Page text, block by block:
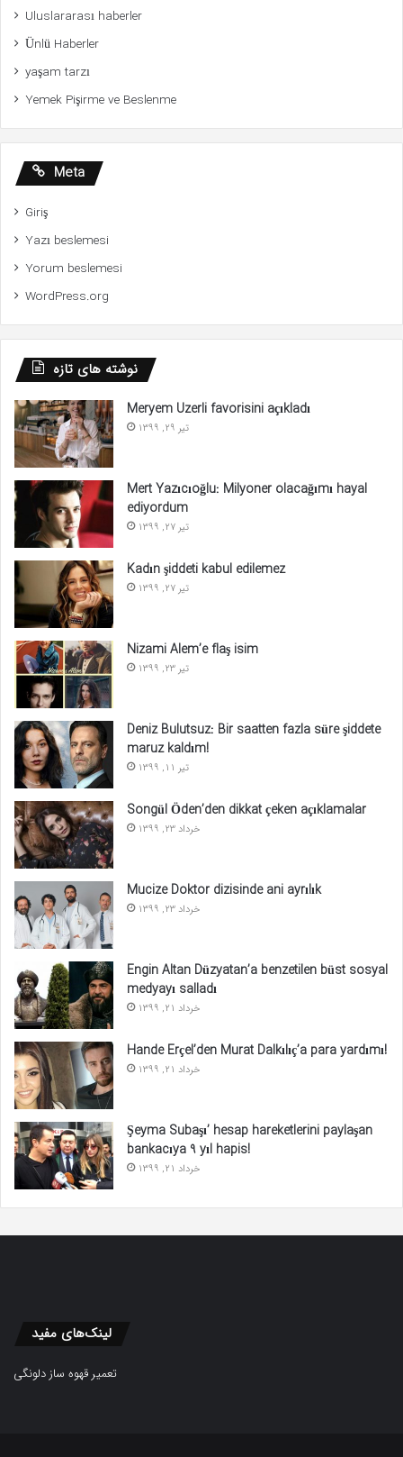
Uluslararası haberler
Ünlü Haberler
yaşam tarzı
Yemek Pişirme ve Beslenme
Meta
Giriş
Yazı beslemesi
Yorum beslemesi
WordPress.org
نوشته های تازه
Meryem Uzerli favorisini açıkladı
تیر 29, 1399
Mert Yazıcıoğlu: Milyoner olacağımı hayal
ediyordum
تیر 27, 1399
Kadın şiddeti kabul edilemez
تیر 27, 1399
Nizami Alem’e flaş isim
تیر 23, 1399
Deniz Bulutsuz: Bir saatten fazla süre şiddete
maruz kaldım!
تیر 11, 1399
Songül Öden’den dikkat çeken açıklamalar
خرداد 23, 1399
Mucize Doktor dizisinde ani ayrılık
خرداد 23, 1399
Engin Altan Düzyatan’a benzetilen büst sosyal
medyayı salladı
خرداد 21, 1399
Hande Erçel’den Murat Dalkılıç’a para yardımı!
خرداد 21, 1399
Şeyma Subaşı’ hesap hareketlerini paylaşan
bankacıya 9 yıl hapis!
خرداد 21, 1399
لینک‌های مفید
تعمیر قهوه ساز دلونگی